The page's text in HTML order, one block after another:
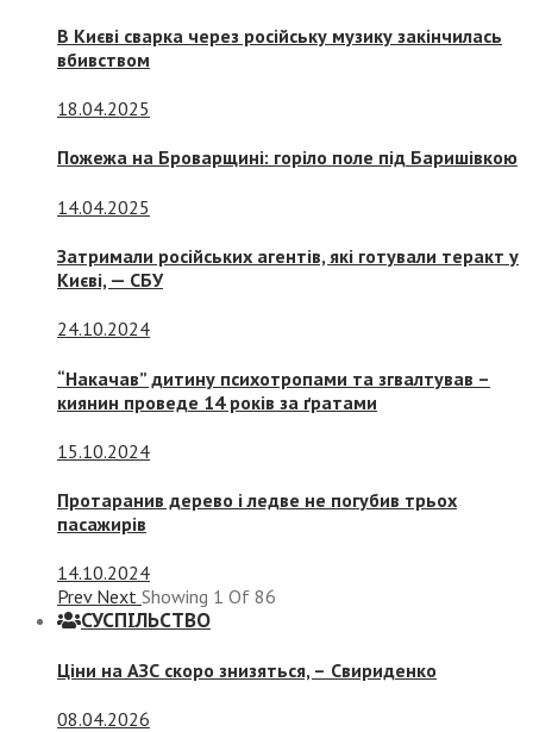
В Києві сварка через російську музику закінчилась
вбивством
18.04.2025
Пожежа на Броварщині: горіло поле під Баришівкою
14.04.2025
Затримали російських агентів, які готували теракт у
Києві, — СБУ
24.10.2024
“Накачав” дитину психотропами та згвалтував –
киянин проведе 14 років за ґратами
15.10.2024
Протаранив дерево і ледве не погубив трьох
пасажирів
14.10.2024
Prev Next Showing 1 Of 86
СУСПIЛЬСТВО
Ціни на АЗС скоро знизяться, – Свириденко
08.04.2026